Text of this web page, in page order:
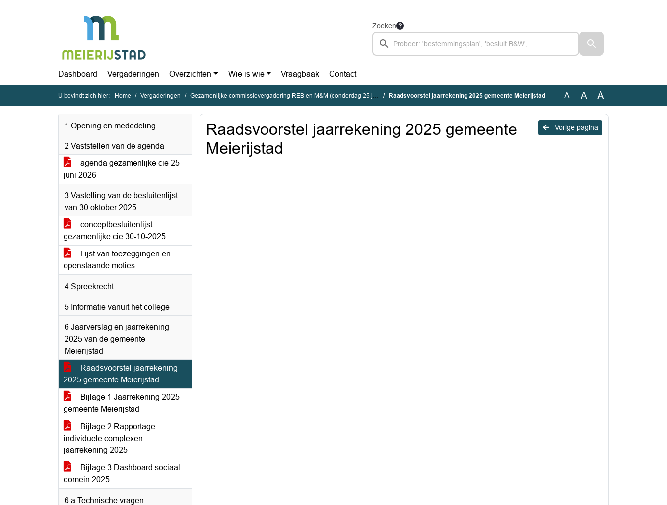
Zoeken
Dashboard Vergaderingen Overzichten Wie is wie Vraagbaak Contact
U bevindt zich hier: Home Vergaderingen Gezamenlijke commissievergadering REB en M&M (donderdag 25 juni 2026) Raadsvoorstel jaarrekening 2025 gemeente Meierijstad A A A
1 Opening en mededeling
2 Vaststellen van de agenda
agenda gezamenlijke cie 25
juni 2026
3 Vastelling van de besluitenlijst
van 30 oktober 2025
conceptbesluitenlijst
gezamenlijke cie 30-10-2025
Lijst van toezeggingen en
openstaande moties
4 Spreekrecht
5 Informatie vanuit het college
6 Jaarverslag en jaarrekening
2025 van de gemeente
Meierijstad
Raadsvoorstel jaarrekening
2025 gemeente Meierijstad
Bijlage 1 Jaarrekening 2025
gemeente Meierijstad
Bijlage 2 Rapportage
individuele complexen
jaarrekening 2025
Bijlage 3 Dashboard sociaal
domein 2025
6.a Technische vragen
Vorige pagina
Raadsvoorstel jaarrekening 2025 gemeente
Meierijstad